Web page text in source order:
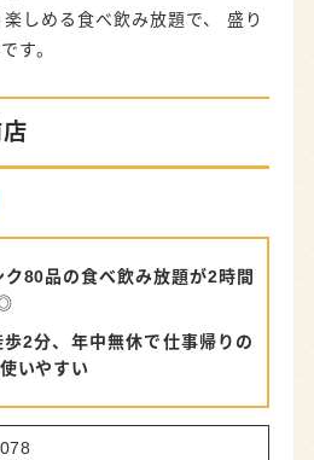
しめる食べ飲み放題で、 盛り
す。
80品の食べ飲み放題が2時間
2分、年中無休で仕事帰りの
いやすい